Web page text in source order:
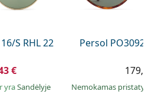
S RHL 22
€
yraSandėlyje
Persol
Nemokamas